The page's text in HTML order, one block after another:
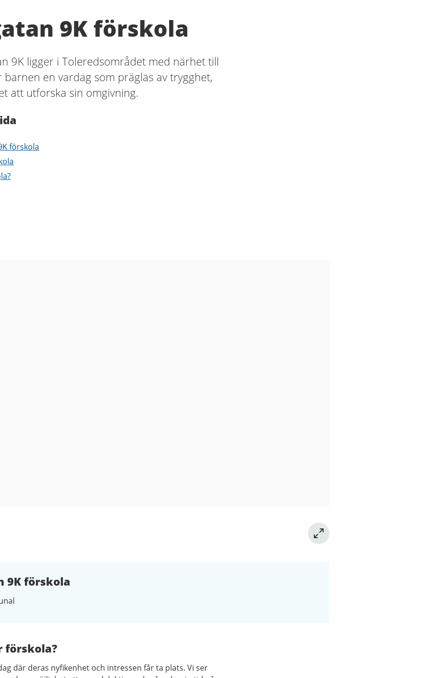
9K förskola
9K ligger i Toleredsområdet med närhet till
en vardag som präglas av trygghet,
att utforska sin omgivning.
förskola
9K förskola
förskola?
där deras nyfikenhet och intressen får ta plats. Vi ser